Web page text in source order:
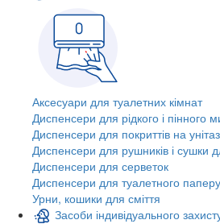
Аксесуари для туалетних кімнат
Диспенсери для рідкого і пінного
Диспенсери для покриттів на унітаз
Диспенсери для рушників і сушки
Диспенсери для серветок
Диспенсери для туалетного паперу
Урни, кошики для сміття
Засоби індивідуального